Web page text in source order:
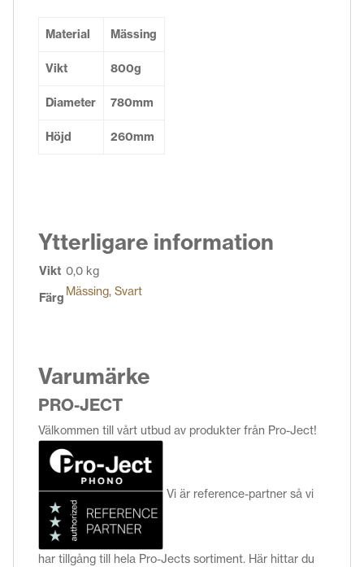
Material Mässing
Vikt 800g
Diameter 780mm
Höjd 260mm
Ytterligare information
Vikt 0,0 kg
Färg Mässing, Svart
Varumärke
PRO-JECT
Välkommen till vårt utbud av produkter från Pro-Ject!
Vi är reference-partner så vi
har tillgång till hela Pro-Jects sortiment. Här hittar du